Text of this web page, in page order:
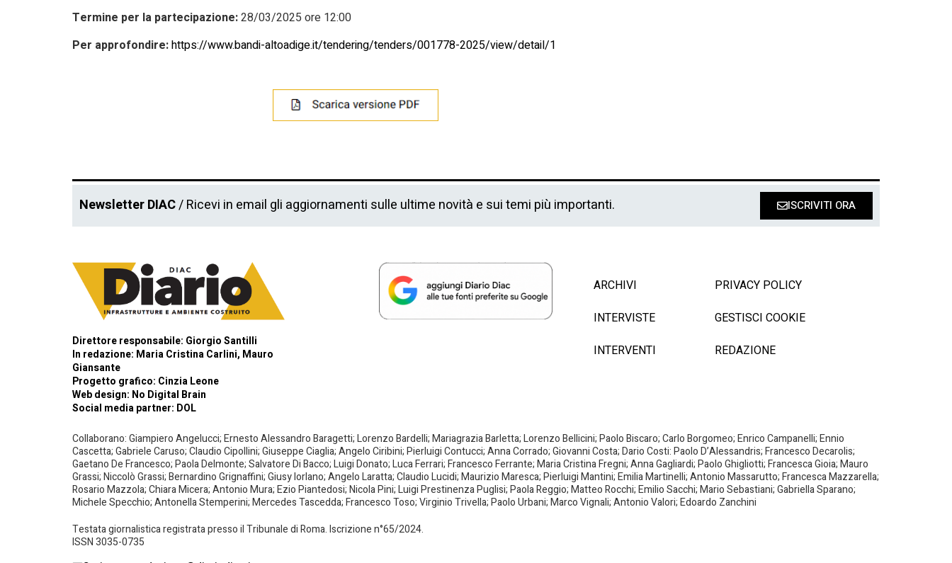
Termine per la partecipazione:28/03/2025 ore 12:00
Per approfondire:https://www.bandi-altoadige.it/tendering/tenders/001778-2025/view/detail/1
Newsletter DIAC/ Ricevi in email gli aggiornamenti sulle ultime novità e sui temi più importanti. ISCRIVITI ORA
Direttore responsabile: Giorgio Santilli
In redazione: Maria Cristina Carlini, Mauro
Giansante
Progetto grafico: Cinzia Leone
Web design: No Digital Brain
Social media partner: DOL
ARCHIVI
INTERVISTE
INTERVENTI
PRIVACY POLICY
GESTISCI COOKIE
REDAZIONE
Collaborano: Giampiero Angelucci; Ernesto Alessandro Baragetti; Lorenzo Bardelli; Mariagrazia Barletta; Lorenzo Bellicini; Paolo Biscaro; Carlo Borgomeo; Enrico Campanelli; Ennio
Cascetta; Gabriele Caruso; Claudio Cipollini; Giuseppe Ciaglia; Angelo Ciribini; Pierluigi Contucci; Anna Corrado; Giovanni Costa; Dario Costi: Paolo D’Alessandris; Francesco Decarolis;
Gaetano De Francesco; Paola Delmonte; Salvatore Di Bacco; Luigi Donato; Luca Ferrari; Francesco Ferrante; Maria Cristina Fregni; Anna Gagliardi; Paolo Ghigliotti; Francesca Gioia; Mauro
Grassi; Niccolò Grassi; Bernardino Grignaffini; Giusy Iorlano; Angelo Laratta; Claudio Lucidi; Maurizio Maresca; Pierluigi Mantini; Emilia Martinelli; Antonio Massarutto; Francesca Mazzarella;
Rosario Mazzola; Chiara Micera; Antonio Mura; Ezio Piantedosi; Nicola Pini; Luigi Prestinenza Puglisi; Paola Reggio; Matteo Rocchi; Emilio Sacchi; Mario Sebastiani; Gabriella Sparano;
Michele Specchio; Antonella Stemperini; Mercedes Tascedda; Francesco Toso; Virginio Trivella; Paolo Urbani; Marco Vignali; Antonio Valori; Edoardo Zanchini
Testata giornalistica registrata presso il Tribunale di Roma. Iscrizione n°65/2024.
ISSN 3035-0735